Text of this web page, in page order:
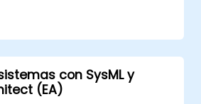
las funciones del sistema y
a las elecciones de uso
los usuarios finales hacia el
del software.
con SysML y
(EA)